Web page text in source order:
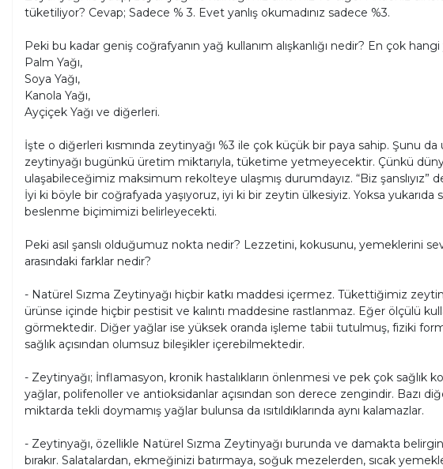
tüketiliyor? Cevap; Sadece % 3. Evet yanlış okumadınız sadece %3.
Peki bu kadar geniş coğrafyanın yağ kullanım alışkanlığı nedir? En çok
Palm Yağı,
Soya Yağı,
Kanola Yağı,
Ayçiçek Yağı ve diğerleri.
İşte o diğerleri kısmında zeytinyağı %3 ile çok küçük bir paya sahip. Şunu
zeytinyağı bugünkü üretim miktarıyla, tüketime yetmeyecektir. Çünkü
ulaşabileceğimiz maksimum rekolteye ulaşmış durumdayız. “Biz şanslıyız”
İyi ki böyle bir coğrafyada yaşıyoruz, iyi ki bir zeytin ülkesiyiz. Yoksa yukarıda
beslenme biçimimizi belirleyecekti.
Peki asıl şanslı olduğumuz nokta nedir? Lezzetini, kokusunu, yemeklerini
arasındaki farklar nedir?
- Natürel Sızma Zeytinyağı hiçbir katkı maddesi içermez. Tükettiğimiz
ürünse içinde hiçbir pestisit ve kalıntı maddesine rastlanmaz. Eğer ölçülü
görmektedir. Diğer yağlar ise yüksek oranda işleme tabii tutulmuş, fiziki
sağlık açısından olumsuz bileşikler içerebilmektedir.
- Zeytinyağı; İnflamasyon, kronik hastalıkların önlenmesi ve pek çok sağlık
yağlar, polifenoller ve antioksidanlar açısından son derece zengindir. Bazı
miktarda tekli doymamış yağlar bulunsa da ısıtıldıklarında aynı kalamazlar.
- Zeytinyağı, özellikle Natürel Sızma Zeytinyağı burunda ve damakta belirgin
bırakır. Salatalardan, ekmeğinizi batırmaya, soğuk mezelerden, sıcak